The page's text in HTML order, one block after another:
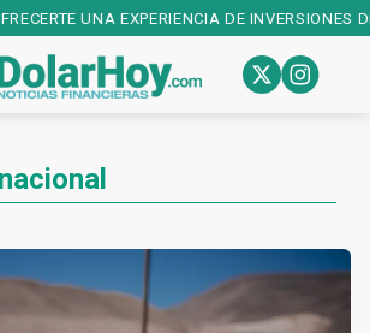
UNA EXPERIENCIA DE INVERSIONES